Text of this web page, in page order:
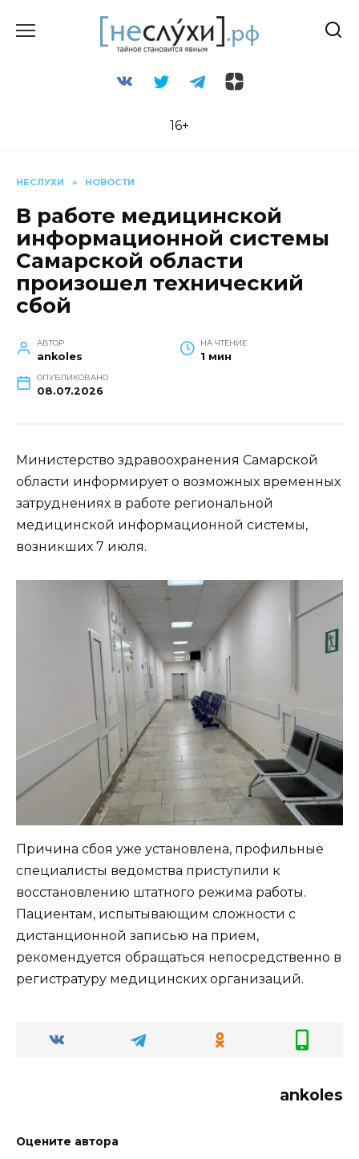
16+
НЕСЛУХИ » НОВОСТИ
В работе медицинской
информационной системы
Самарской области
произошел технический
сбой
АВТОР
ankoles
НА ЧТЕНИЕ
1 мин
ОПУБЛИКОВАНО
08.07.2026
Министерство здравоохранения Самарской
области информирует о возможных временных
затруднениях в работе региональной
медицинской информационной системы,
возникших 7 июля.
Причина сбоя уже установлена, профильные
специалисты ведомства приступили к
восстановлению штатного режима работы.
Пациентам, испытывающим сложности с
дистанционной записью на прием,
рекомендуется обращаться непосредственно в
регистратуру медицинских организаций.
ankoles
Оцените автора